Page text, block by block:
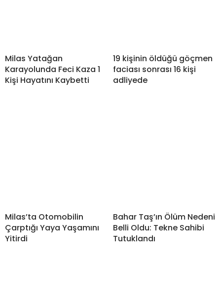
Milas Yatağan
Karayolunda Feci Kaza 1
Kişi Hayatını Kaybetti
19 kişinin öldüğü göçmen
faciası sonrası 16 kişi
adliyede
Milas’ta Otomobilin
Çarptığı Yaya Yaşamını
Yitirdi
Bahar Taş’ın Ölüm Nedeni
Belli Oldu: Tekne Sahibi
Tutuklandı